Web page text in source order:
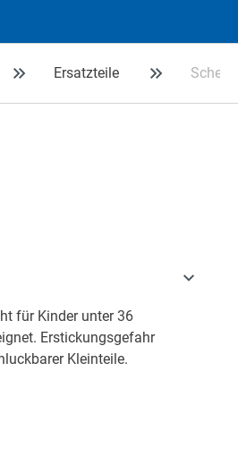
Ersatzteile
für Kinder unter 36
Erstickungsgefahr
Kleinteile.